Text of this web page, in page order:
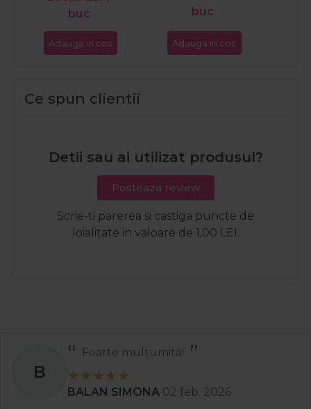
buc
Adauga in cos
buc
Adauga in cos
Ce spun clientii
Detii sau ai utilizat produsul?
Posteaza review
Scrie-ti parerea si castiga puncte de
loialitate in valoare de 1,00 LEI.
B
Foarte mulțumită!
BALAN SIMONA 02 feb. 2026